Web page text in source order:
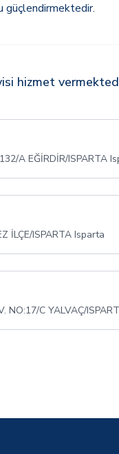
güçlendirmektedir.
hizmet
A EĞİRDİR/ISPARTA
İLÇE/ISPARTA Isparta
NO:17/C YALVAÇ/